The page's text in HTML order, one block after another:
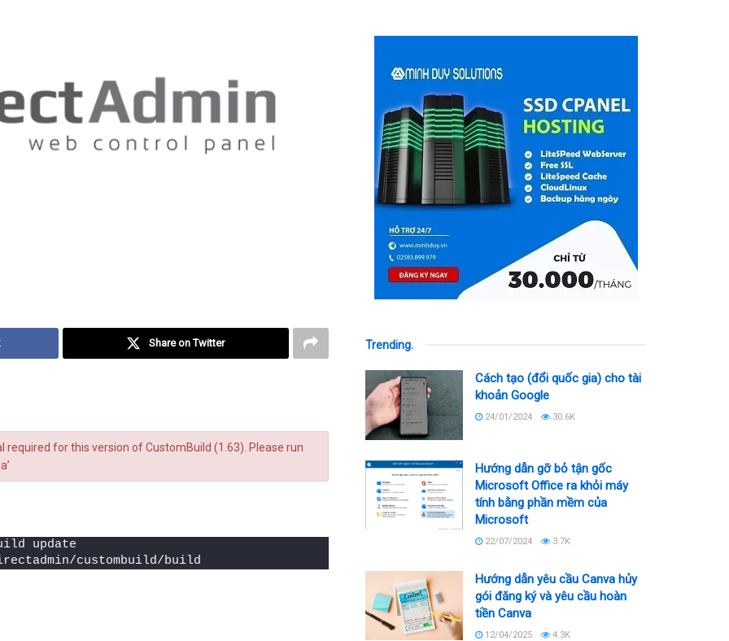
Share on Twitter
for this version of CustomBuild (1.63). Please run
update
custombuild/build
Trending.
Cách tạo (đổi quốc gia) cho tài
khoản Google
24/01/2024 30.6K
Hướng dẫn gỡ bỏ tận gốc
Microsoft Office ra khỏi máy
tính bằng phần mềm của
Microsoft
22/07/2024 3.7K
Hướng dẫn yêu cầu Canva hủy
gói đăng ký và yêu cầu hoàn
tiền Canva
12/04/2025 4.3K